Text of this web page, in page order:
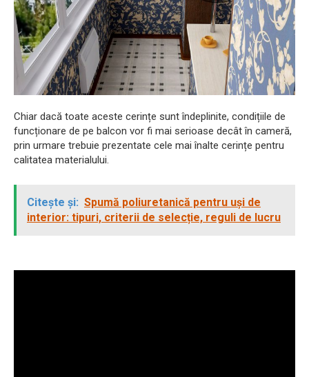
Chiar dacă toate aceste cerințe sunt îndeplinite, condițiile de
funcționare de pe balcon vor fi mai serioase decât în ​​cameră,
prin urmare trebuie prezentate cele mai înalte cerințe pentru
calitatea materialului.
Citește și: Spumă poliuretanică pentru uși de
interior: tipuri, criterii de selecție, reguli de lucru